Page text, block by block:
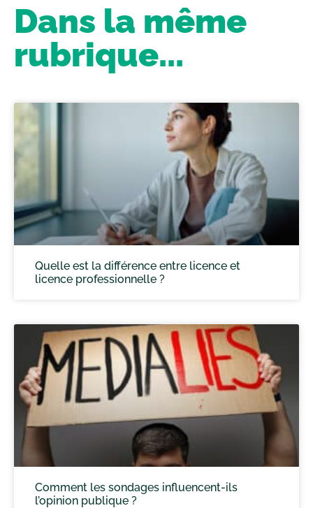
Dans la même
rubrique...
Quelle est la différence entre licence et
licence professionnelle ?
Comment les sondages influencent-ils
l’opinion publique ?